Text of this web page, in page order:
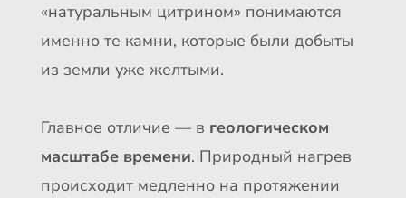
«натуральным цитрином» понимаются
именно те камни, которые были добыты
из земли уже желтыми.
Главное отличие — в геологическом
масштабе времени. Природный нагрев
происходит медленно на протяжении